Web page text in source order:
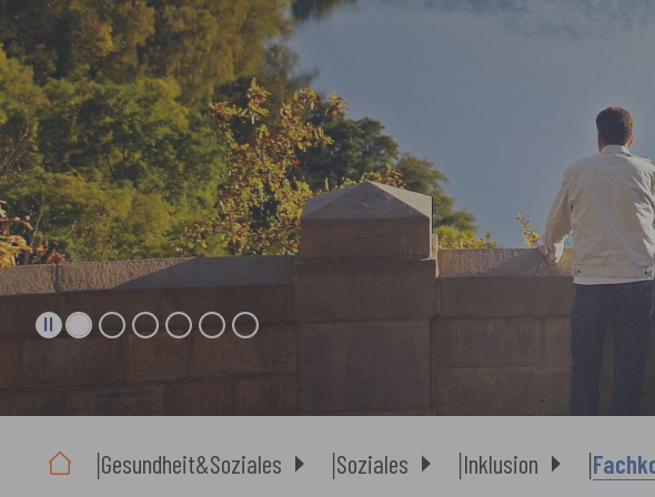
Gesundheit&Soziales Soziales Inklusion